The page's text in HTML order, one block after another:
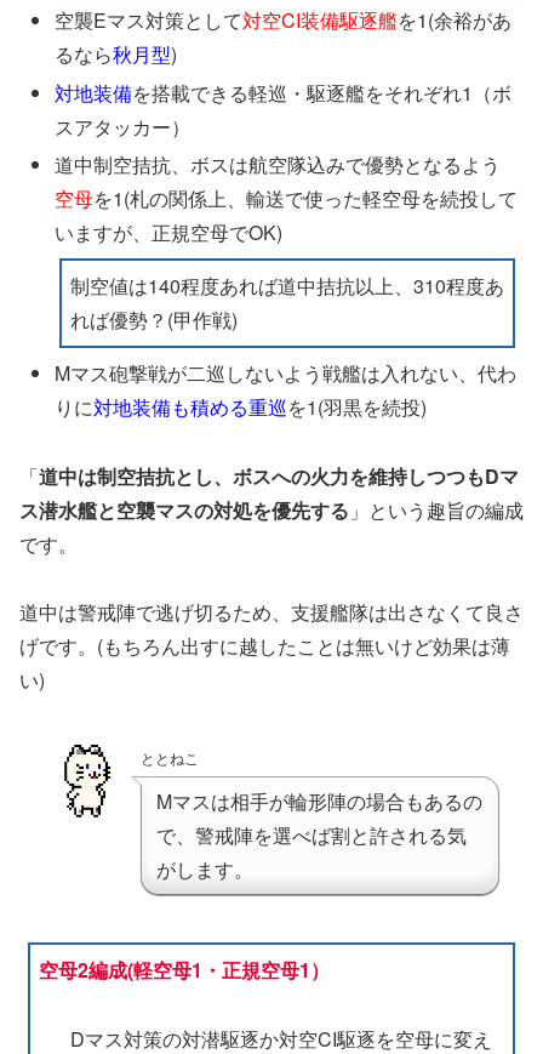
空襲Eマス対策として対空CI装備駆逐艦を1(余裕があ
るなら秋月型)
対地装備を搭載できる軽巡・駆逐艦をそれぞれ1（ボ
スアタッカー）
道中制空拮抗、ボスは航空隊込みで優勢となるよう
空母を1(札の関係上、輸送で使った軽空母を続投して
いますが、正規空母でOK)
制空値は140程度あれば道中拮抗以上、310程度あ
れば優勢？(甲作戦)
Mマス砲撃戦が二巡しないよう戦艦は入れない、代わ
りに対地装備も積める重巡を1(羽黒を続投)
「道中は制空拮抗とし、ボスへの火力を維持しつつもDマ
ス潜水艦と空襲マスの対処を優先する 」という趣旨の編成
です。
道中は警戒陣で逃げ切るため、支援艦隊は出さなくて良さ
げです。(もちろん出すに越したことは無いけど効果は薄
い)
ととねこ
Mマスは相手が輪形陣の場合もあるの
で、警戒陣を選べば割と許される気
がします。
空母2編成(軽空母1・正規空母1）
Dマス対策の対潜駆逐か対空CI駆逐を空母に変え